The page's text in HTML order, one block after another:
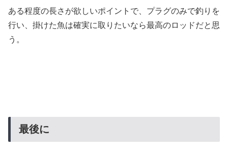
ある程度の長さが欲しいポイントで、プラグのみで釣りを
行い、掛けた魚は確実に取りたいなら最高のロッドだと思
う。
最後に